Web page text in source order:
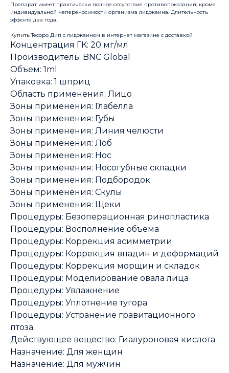
Препарат имеет практически полное отсутствие противопоказаний, кроме
индивидуальной непереносимости организма лидокаина. Длительность
эффекта два года.
Купить Тесоро Дип с лидокаином в интернет магазине с доставкой
Концентрация ГК: 20 мг/мл
Производитель: BNC Global
Объем: 1ml
Упаковка: 1 шприц
Область применения: Лицо
Зоны применения: Глабелла
Зоны применения: Губы
Зоны применения: Линия челюсти
Зоны применения: Лоб
Зоны применения: Нос
Зоны применения: Носогубные складки
Зоны применения: Подбородок
Зоны применения: Скулы
Зоны применения: Щеки
Процедуры: Безоперационная ринопластика
Процедуры: Восполнение объема
Процедуры: Коррекция асимметрии
Процедуры: Коррекция впадин и деформаций
Процедуры: Коррекция морщин и складок
Процедуры: Моделирование овала лица
Процедуры: Увлажнение
Процедуры: Уплотнение тугора
Процедуры: Устранение гравитационного
птоза
Действующее вещество: Гиалуроновая кислота
Назначение: Для женщин
Назначение: Для мужчин